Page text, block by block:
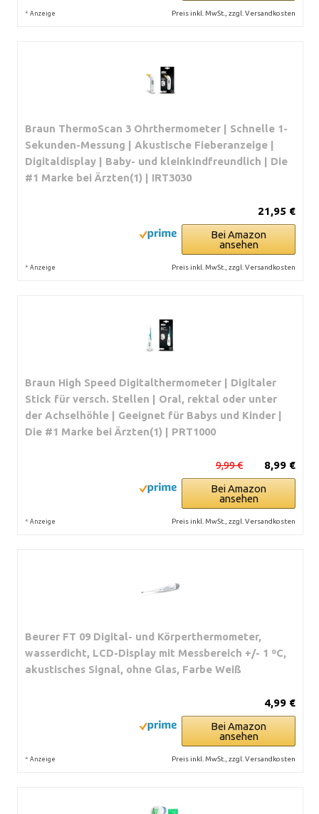
* Anzeige Preis inkl. MwSt., zzgl. Versandkosten
Braun ThermoScan 3 Ohrthermometer | Schnelle 1-
Sekunden-Messung | Akustische Fieberanzeige |
Digitaldisplay | Baby- und kleinkindfreundlich | Die
#1 Marke bei Ärzten(1) | IRT3030
21,95 €
Bei Amazon
ansehen
* Anzeige Preis inkl. MwSt., zzgl. Versandkosten
Braun High Speed Digitalthermometer | Digitaler
Stick für versch. Stellen | Oral, rektal oder unter
der Achselhöhle | Geeignet für Babys und Kinder |
Die #1 Marke bei Ärzten(1) | PRT1000
8,99 €
9,99 €
Bei Amazon
ansehen
* Anzeige Preis inkl. MwSt., zzgl. Versandkosten
Beurer FT 09 Digital- und Körperthermometer,
wasserdicht, LCD-Display mit Messbereich +/- 1 ºC,
akustisches Signal, ohne Glas, Farbe Weiß
4,99 €
Bei Amazon
ansehen
* Anzeige Preis inkl. MwSt., zzgl. Versandkosten